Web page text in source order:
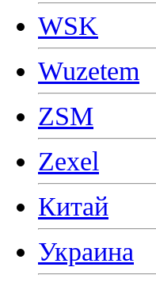
WSK
Wuzetem
ZSM
Zexel
Китай
Украина